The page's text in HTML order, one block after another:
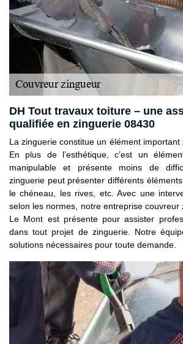
DH Tout travaux toiture – une
qualifiée en zinguerie 08430
La zinguerie constitue un élément important
En plus de l’esthétique, c’est un
manipulable et présente moins de
zinguerie peut présenter différents
le chéneau, les rives, etc. Avec une
selon les normes, notre entreprise couvreur
Le Mont est présente pour assister
dans tout projet de zinguerie. Notre
solutions nécessaires pour toute demande.